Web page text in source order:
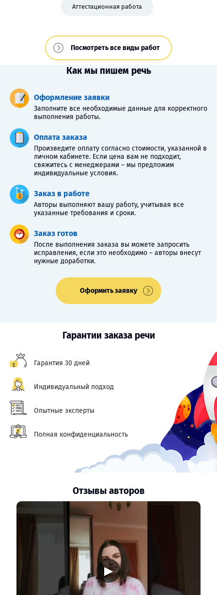
Аттестационная работа
Посмотреть все виды работ
Как мы пишем речь
Оформление заявки
Заполните все необходимые данные для корректного
выполнения работы.
Оплата заказа
Произведите оплату согласно стоимости, указанной в
личном кабинете. Если цена вам не подходит,
свяжитесь с менеджерами – мы предложим
индивидуальные условия.
Заказ в работе
Авторы выполняют вашу работу, учитывая все
указанные требования и сроки.
Заказ готов
После выполнения заказа вы можете запросить
исправления, если это необходимо – авторы внесут
нужные доработки.
Оформить заявку
Гарантии заказа речи
Гарантия 30 дней
Индивидуальный подход
Опытные эксперты
Полная конфиденциальность
Отзывы авторов
▶